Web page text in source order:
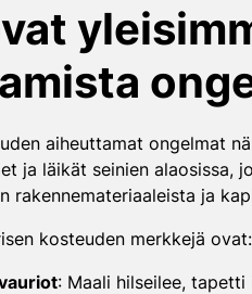
aiheuttamat ongelmat
ja läikät seinien alaosissa,
rakennemateriaaleista ja
kosteuden merkkejä ovat:
: Maali hilseilee,